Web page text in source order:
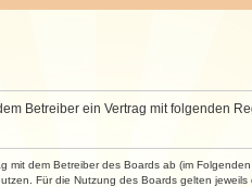
Betreiber ein Vertrag mit folgenden
mit dem Betreiber des Boards ab (im
Für die Nutzung des Boards gelten